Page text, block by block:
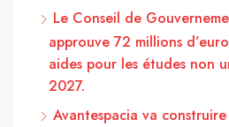
Le Conseil de
approuve 72 millions
aides pour les études non
2027.
Avantespacia va